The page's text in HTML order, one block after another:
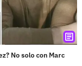
No solo con Marc